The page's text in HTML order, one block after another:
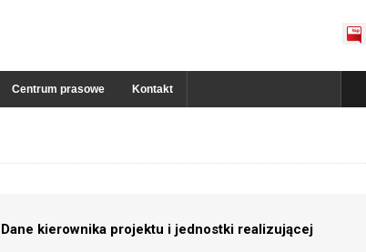
Centrum prasowe Kontakt
Dane kierownika projektu i jednostki realizującej